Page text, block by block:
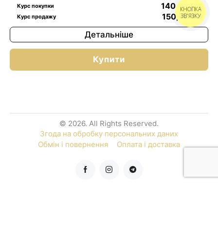
Курс покупки 140,91 $/г
Курс продажу 150,16 $/г
Детальніше
Купити
© 2026. All Rights Reserved.
Згода на обробку персональних даних
Обмін і повернення
Оплата і доставка
КНОПКА
ЗВ'ЯЗКУ